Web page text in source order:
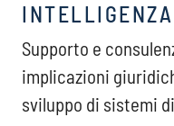
Supporto e
implicazioni
sviluppo di sistemi